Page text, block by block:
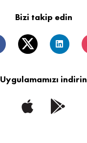
Bizi takip edin
Uygulamamızı indirin